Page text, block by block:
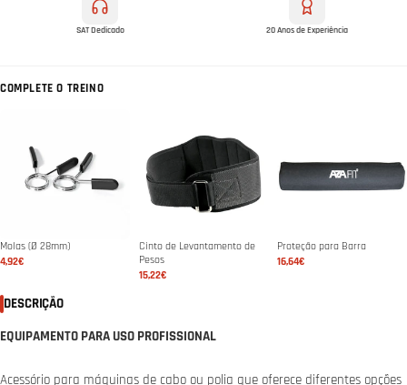
SAT Dedicado 20 Anos de Experiência
COMPLETE O TREINO
Molas (Ø 28mm)
4,92€
Cinto de Levantamento de
Pesos
15,22€
Proteção para Barra
16,64€
DESCRIÇÃO
EQUIPAMENTO PARA USO PROFISSIONAL
Acessório para máquinas de cabo ou polia que oferece diferentes opções